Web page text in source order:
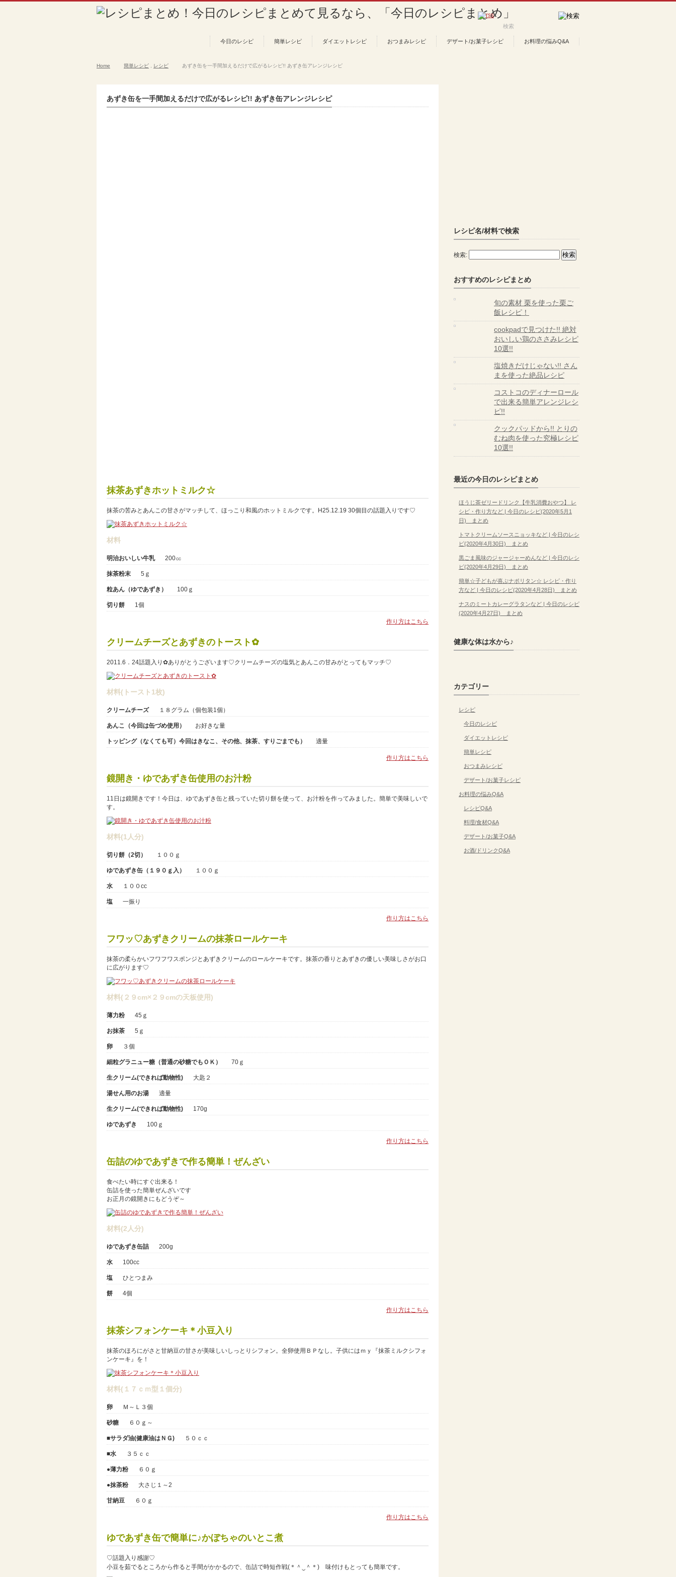
今日のレシピ 簡単レシピ ダイエットレシピ おつまみレシピ デザート/お菓子レシピ お料理の悩みQ&A
Home 簡単レシピ レシピ あずき缶を一手間加えるだけで広がるレシピ!! あずき缶アレンジレシピ
あずき缶を一手間加えるだけで広がるレシピ!! あずき缶アレンジレシピ
抹茶あずきホットミルク☆
抹茶の苦みとあんこの甘さがマッチして、ほっこり和風のホットミルクです。H25.12.19 30個目の話題入りです♡
材料
明治おいしい牛乳 200㏄
抹茶粉末 5ｇ
粒あん（ゆであずき） 100ｇ
切り餅 1個
作り方はこちら
クリームチーズとあずきのトースト✿
2011.6．24話題入り✿ありがとうございます♡クリームチーズの塩気とあんこの甘みがとってもマッチ♡
材料(トースト1枚)
クリームチーズ １８グラム（個包装1個）
あんこ（今回は缶づめ使用） お好きな量
トッピング（なくても可）今回はきなこ、その他、抹茶、すりごまでも） 適量
作り方はこちら
鏡開き・ゆであずき缶使用のお汁粉
11日は鏡開きです！今日は、ゆであずき缶と残っていた切り餅を使って、お汁粉を作ってみました。簡単で美味しいで
す。
材料(1人分)
切り餅（2切） １００ｇ
ゆであずき缶（１９０ｇ入） １００ｇ
水 １００cc
塩 一振り
作り方はこちら
フワッ♡あずきクリームの抹茶ロールケーキ
抹茶の柔らかいフワフワスポンジとあずきクリームのロールケーキです。抹茶の香りとあずきの優しい美味しさがお口
に広がります♡
材料(２９cm×２９cmの天板使用)
薄力粉 45ｇ
お抹茶 5ｇ
卵 ３個
細粒グラニュー糖（普通の砂糖でもＯＫ） 70ｇ
生クリーム(できれば動物性) 大匙２
湯せん用のお湯 適量
生クリーム(できれば動物性) 170g
ゆであずき 100ｇ
作り方はこちら
缶詰のゆであずきで作る簡単！ぜんざい
食べたい時にすぐ出来る！
缶詰を使った簡単ぜんざいです
お正月の鏡開きにもどうぞ～
材料(2人分)
ゆであずき缶詰 200g
水 100cc
塩 ひとつまみ
餅 4個
作り方はこちら
抹茶シフォンケーキ＊小豆入り
抹茶のほろにがさと甘納豆の甘さが美味しいしっとりシフォン。全卵使用ＢＰなし。子供にはｍｙ『抹茶ミルクシフォ
ンケーキ』を！
材料(１７ｃｍ型１個分)
卵 Ｍ～Ｌ３個
砂糖 ６０ｇ～
■サラダ油(健康油はＮＧ) ５０ｃｃ
■水 ３５ｃｃ
●薄力粉 ６０ｇ
●抹茶粉 大さじ１～2
甘納豆 ６０ｇ
作り方はこちら
ゆであずき缶で簡単に♪かぼちゃのいとこ煮
♡話題入り感謝♡
小豆を茹でるところから作ると手間がかかるので、缶詰で時短作戦(＊＾‿＾＊) 味付けもとっても簡単です。
レシピ名/材料で検索
検索:
おすすめのレシピまとめ
旬の素材 栗を使った栗ご
飯レシピ！
cookpadで見つけた!! 絶対
おいしい鶏のささみレシピ
10選!!
塩焼きだけじゃない!! さん
まを使った絶品レシピ
コストコのディナーロール
で出来る簡単アレンジレシ
ピ!!
クックパッドから!! とりの
むね肉を使った究極レシピ
10選!!
最近の今日のレシピまとめ
ほうじ茶ゼリードリンク【牛乳消費おやつ】 レ
シピ・作り方など | 今日のレシピ(2020年5月1
日) まとめ
トマトクリームソースニョッキなど | 今日のレシ
ピ(2020年4月30日) まとめ
黒ごま風味のジャージャーめんなど | 今日のレシ
ピ(2020年4月29日) まとめ
簡単☆子どもが喜ぶナポリタン☆ レシピ・作り
方など | 今日のレシピ(2020年4月28日) まとめ
ナスのミートカレーグラタンなど | 今日のレシピ
(2020年4月27日) まとめ
健康な体は水から♪
カテゴリー
レシピ
今日のレシピ
ダイエットレシピ
簡単レシピ
おつまみレシピ
デザート/お菓子レシピ
お料理の悩みQ&A
レシピQ&A
料理/食材Q&A
デザート/お菓子Q&A
お酒/ドリンクQ&A